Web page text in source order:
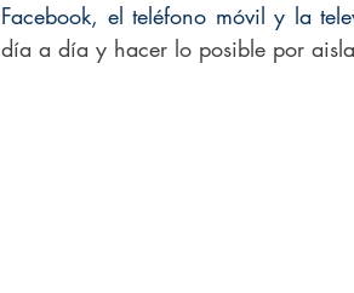
Facebook, el teléfono móvil y la
día a día y hacer lo posible por